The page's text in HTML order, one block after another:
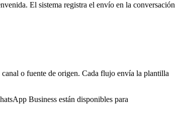
El sistema registra el envío en la conversación
o fuente de origen. Cada flujo envía la plantilla
Business están disponibles para